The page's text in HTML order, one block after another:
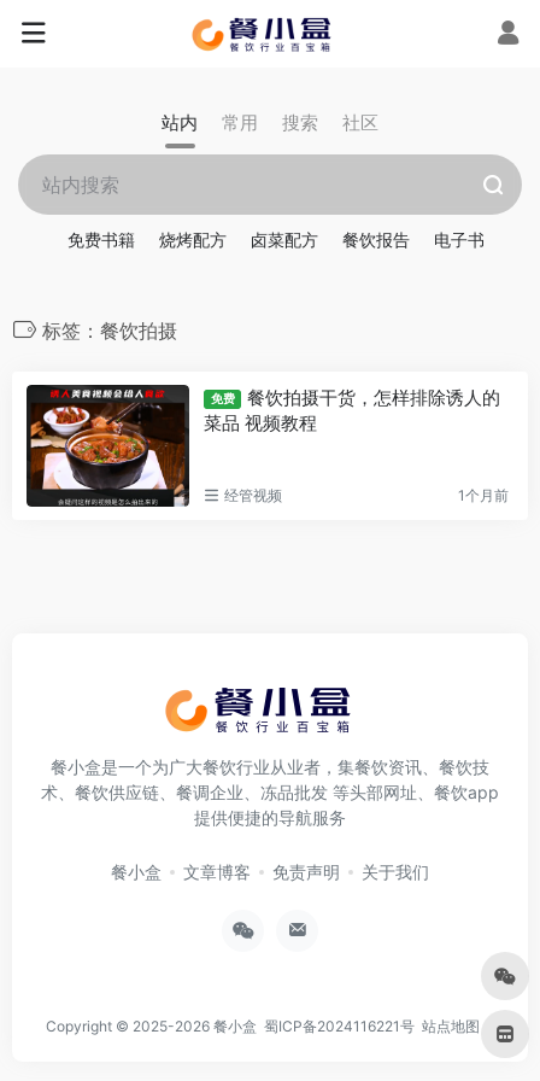
站内 常用 搜索 社区
免费书籍 烧烤配方 卤菜配方 餐饮报告 电子书
标签：餐饮拍摄
免费
餐饮拍摄干货，怎样排除诱人的
菜品 视频教程
经管视频 1个月前
餐小盒是一个为广大餐饮行业从业者，集餐饮资讯、餐饮技
术、餐饮供应链、餐调企业、冻品批发 等头部网址、餐饮app
提供便捷的导航服务
餐小盒 文章博客 免责声明 关于我们
Copyright © 2025-2026 餐小盒 蜀ICP备2024116221号 站点地图